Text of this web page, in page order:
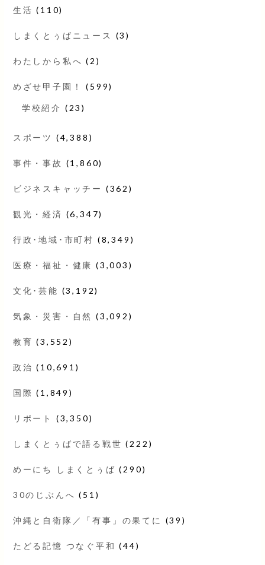
生活 (110)
しまくとぅばニュース (3)
わたしから私へ (2)
めざせ甲子園！ (599)
学校紹介 (23)
スポーツ (4,388)
事件・事故 (1,860)
ビジネスキャッチー (362)
観光・経済 (6,347)
行政･地域･市町村 (8,349)
医療・福祉・健康 (3,003)
文化･芸能 (3,192)
気象・災害・自然 (3,092)
教育 (3,552)
政治 (10,691)
国際 (1,849)
リポート (3,350)
しまくとぅばで語る戦世 (222)
めーにち しまくとぅば (290)
30のじぶんへ (51)
沖縄と自衛隊／「有事」の果てに (39)
たどる記憶 つなぐ平和 (44)